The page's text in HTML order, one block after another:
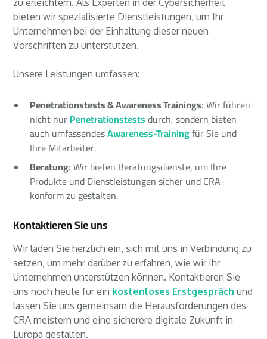
zu erleichtern. Als Experten in der Cybersicherheit
bieten wir spezialisierte Dienstleistungen, um Ihr
Unternehmen bei der Einhaltung dieser neuen
Vorschriften zu unterstützen.
Unsere Leistungen umfassen:
Penetrationstests & Awareness Trainings: Wir führen
nicht nur Penetrationstests durch, sondern bieten
auch umfassendesAwareness-Trainingfür Sie und
Ihre Mitarbeiter.
Beratung: Wir bieten Beratungsdienste, um Ihre
Produkte und Dienstleistungen sicher und CRA-
konform zu gestalten.
Kontaktieren Sie uns
Wir laden Sie herzlich ein, sich mit uns in Verbindung zu
setzen, um mehr darüber zu erfahren, wie wir Ihr
Unternehmen unterstützen können. Kontaktieren Sie
uns noch heute für ein kostenloses Erstgespräch und
lassen Sie uns gemeinsam die Herausforderungen des
CRA meistern und eine sicherere digitale Zukunft in
Europa gestalten.